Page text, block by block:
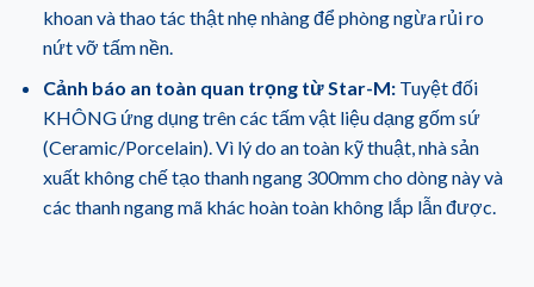
khoan và thao tác thật nhẹ nhàng để phòng ngừa rủi ro
nứt vỡ tấm nền.
Cảnh báo an toàn quan trọng từ Star-M:Tuyệt đối
KHÔNG ứng dụng trên các tấm vật liệu dạng gốm sứ
(Ceramic/Porcelain). Vì lý do an toàn kỹ thuật, nhà sản
xuất không chế tạo thanh ngang 300mm cho dòng này và
các thanh ngang mã khác hoàn toàn không lắp lẫn được.